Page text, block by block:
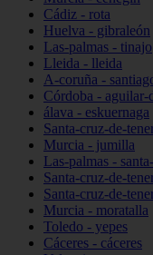
Cádiz - rota
Huelva - gibraleón
Las-palmas - tinajo
Lleida - lleida
A-coruña -
Córdoba - aguilar-
álava - eskuernaga
Santa-cruz-de-
Murcia - jumilla
Las-palmas -
Santa-cruz-de-
Santa-cruz-de-
Murcia - moratalla
Toledo - yepes
Cáceres - cáceres